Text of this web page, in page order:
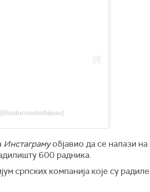
Инстаграмуобјавио да се налази
600 радника.
српских компанија које су